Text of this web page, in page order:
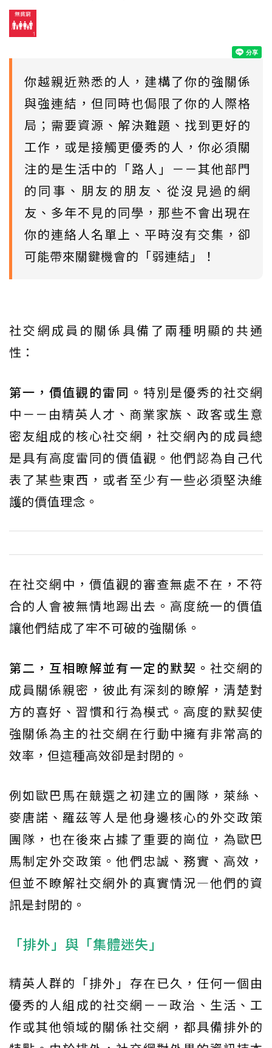
你越親近熟悉的人，建構了你的強關係
與強連結，但同時也侷限了你的人際格
局；需要資源、解決難題、找到更好的
工作，或是接觸更優秀的人，你必須關
注的是生活中的「路人」－－其他部門
的同事、朋友的朋友、從沒見過的網
友、多年不見的同學，那些不會出現在
你的連絡人名單上、平時沒有交集，卻
可能帶來關鍵機會的「弱連結」！
社交網成員的關係具備了兩種明顯的共通
性：
第一，價值觀的雷同。 特別是優秀的社交網
中－－由精英人才、商業家族、政客或生意
密友組成的核心社交網，社交網內的成員總
是具有高度雷同的價值觀。他們認為自己代
表了某些東西，或者至少有一些必須堅決維
護的價值理念。
在社交網中，價值觀的審查無處不在，不符
合的人會被無情地踢出去。高度統一的價值
讓他們結成了牢不可破的強關係。
第二，互相瞭解並有一定的默契。 社交網的
成員關係親密，彼此有深刻的瞭解，清楚對
方的喜好、習慣和行為模式。高度的默契使
強關係為主的社交網在行動中擁有非常高的
效率，但這種高效卻是封閉的。
例如歐巴馬在競選之初建立的團隊，萊絲、
麥唐諾、羅茲等人是他身邊核心的外交政策
團隊，也在後來占據了重要的崗位，為歐巴
馬制定外交政策。他們忠誠、務實、高效，
但並不瞭解社交網外的真實情況—他們的資
訊是封閉的。
「排外」與「集體迷失」
精英人群的「排外」存在已久，任何一個由
優秀的人組成的社交網－－政治、生活、工
作或其他領域的關係社交網，都具備排外的